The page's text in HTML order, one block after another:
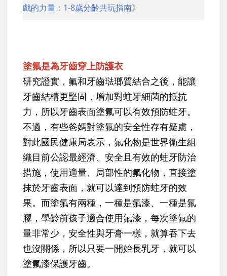
戲的力量：1-8歲分齡共玩指南》
塗氟是為牙齒穿上防護衣
研究證實，氟和牙齒琺瑯質結合之後，能讓
牙齒結構更堅固，增加對蛀牙細菌的抵抗
力，所以牙齒表面塗氟可以有效預防蛀牙。
不過，有些爸媽對塗氟的安全性存有疑慮，
對此國民健康局表示，氟化物是世界衛生組
織目前公認最經濟、安全且有效的蛀牙防治
措施，使用適量、局部性的氟化物，直接塗
抹於牙齒表面，就可以達到預防蛀牙的效
果。而塗氟有兩種，一種是氟漆、一種是氟
膠，學齡前孩子適合使用氟漆，每次塗氟的
量非常少，安全性與牙膏一樣，就算吞下去
也沒關係，所以只要一開始長乳牙，就可以
塗氟漆保護牙齒。